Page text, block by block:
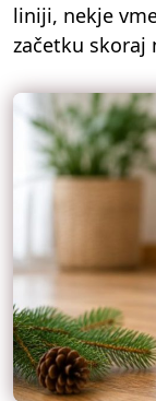
liniji, nekje
začetku skoraj